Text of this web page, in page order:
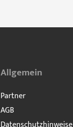
Allgemein
Partner
AGB